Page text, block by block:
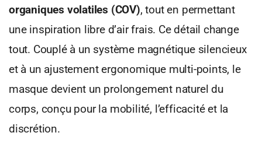
organiques volatiles (COV), tout en permettant
une inspiration libre d’air frais. Ce détail change
tout. Couplé à un système magnétique silencieux
et à un ajustement ergonomique multi-points, le
masque devient un prolongement naturel du
corps, conçu pour la mobilité, l’efficacité et la
discrétion.